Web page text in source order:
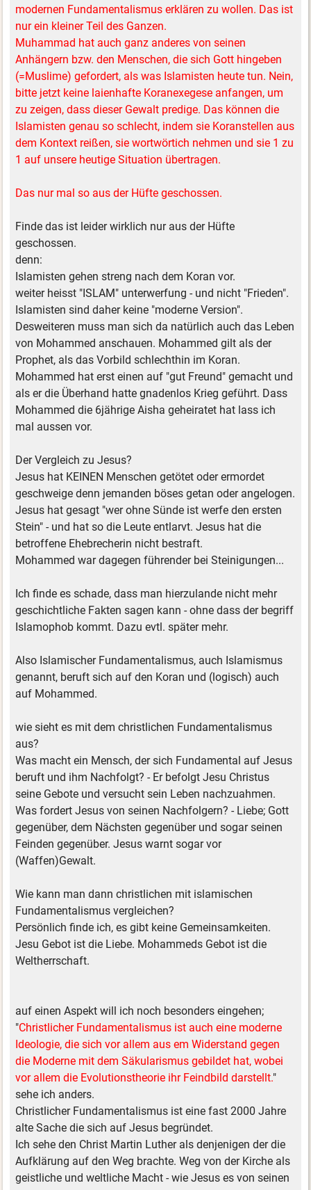
modernen Fundamentalismus erklären zu wollen. Das ist
nur ein kleiner Teil des Ganzen.
Muhammad hat auch ganz anderes von seinen
Anhängern bzw. den Menschen, die sich Gott hingeben
(=Muslime) gefordert, als was Islamisten heute tun. Nein,
bitte jetzt keine laienhafte Koranexegese anfangen, um
zu zeigen, dass dieser Gewalt predige. Das können die
Islamisten genau so schlecht, indem sie Koranstellen aus
dem Kontext reißen, sie wortwörtich nehmen und sie 1 zu
1 auf unsere heutige Situation übertragen.
Das nur mal so aus der Hüfte geschossen.
Finde das ist leider wirklich nur aus der Hüfte
geschossen.
denn:
Islamisten gehen streng nach dem Koran vor.
weiter heisst "ISLAM" unterwerfung - und nicht "Frieden".
Islamisten sind daher keine "moderne Version".
Desweiteren muss man sich da natürlich auch das Leben
von Mohammed anschauen. Mohammed gilt als der
Prophet, als das Vorbild schlechthin im Koran.
Mohammed hat erst einen auf "gut Freund" gemacht und
als er die Überhand hatte gnadenlos Krieg geführt. Dass
Mohammed die 6jährige Aisha geheiratet hat lass ich
mal aussen vor.
Der Vergleich zu Jesus?
Jesus hat KEINEN Menschen getötet oder ermordet
geschweige denn jemanden böses getan oder angelogen.
Jesus hat gesagt "wer ohne Sünde ist werfe den ersten
Stein" - und hat so die Leute entlarvt. Jesus hat die
betroffene Ehebrecherin nicht bestraft.
Mohammed war dagegen führender bei Steinigungen...
Ich finde es schade, dass man hierzulande nicht mehr
geschichtliche Fakten sagen kann - ohne dass der begriff
Islamophob kommt. Dazu evtl. später mehr.
Also Islamischer Fundamentalismus, auch Islamismus
genannt, beruft sich auf den Koran und (logisch) auch
auf Mohammed.
wie sieht es mit dem christlichen Fundamentalismus
aus?
Was macht ein Mensch, der sich Fundamental auf Jesus
beruft und ihm Nachfolgt? - Er befolgt Jesu Christus
seine Gebote und versucht sein Leben nachzuahmen.
Was fordert Jesus von seinen Nachfolgern? - Liebe; Gott
gegenüber, dem Nächsten gegenüber und sogar seinen
Feinden gegenüber. Jesus warnt sogar vor
(Waffen)Gewalt.
Wie kann man dann christlichen mit islamischen
Fundamentalismus vergleichen?
Persönlich finde ich, es gibt keine Gemeinsamkeiten.
Jesu Gebot ist die Liebe. Mohammeds Gebot ist die
Weltherrschaft.
auf einen Aspekt will ich noch besonders eingehen;
"Christlicher Fundamentalismus ist auch eine moderne
Ideologie, die sich vor allem aus em Widerstand gegen
die Moderne mit dem Säkularismus gebildet hat, wobei
vor allem die Evolutionstheorie ihr Feindbild darstellt."
sehe ich anders.
Christlicher Fundamentalismus ist eine fast 2000 Jahre
alte Sache die sich auf Jesus begründet.
Ich sehe den Christ Martin Luther als denjenigen der die
Aufklärung auf den Weg brachte. Weg von der Kirche als
geistliche und weltliche Macht - wie Jesus es von seinen